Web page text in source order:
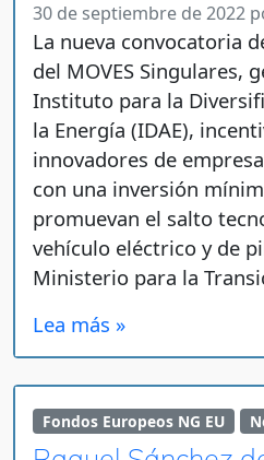
30 de septiembre de 2022
La nueva convocatoria
del MOVES Singulares,
Instituto para la
la Energía (IDAE),
innovadores de
con una inversión
promuevan el salto
vehículo eléctrico y de
Ministerio para la
Lea más »
Fondos Europeos NG EU